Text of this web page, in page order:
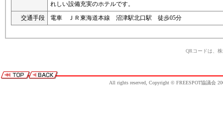
れしい設備充実のホテルです。
交通手段
電車 ＪＲ東海道本線 沼津駅北口駅 徒歩05分
QRコードは、
All rights reserved, Copyright © FREESPOT協議会